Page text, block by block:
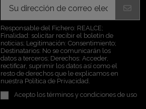
Responsable del Fichero: REALCE;
Finalidad: solicitar recibir el boletín de
noticias; Legitimación: Consentimiento;
Destinatarios: No se comunicarán los
datos a terceros; Derechos: Acceder,
rectificar, suprimir los datos así como el
resto de derechos que le explicamos en
nuestra Política de Privacidad.
Acepto lostérminos y condiciones de uso